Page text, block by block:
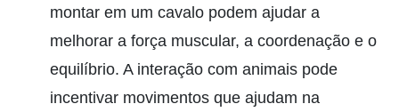
montar em um cavalo podem ajudar a
melhorar a força muscular, a coordenação e o
equilíbrio. A interação com animais pode
incentivar movimentos que ajudam na